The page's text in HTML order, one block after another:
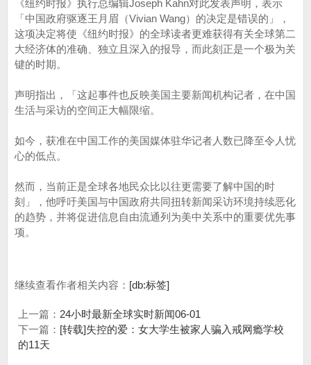
《纽约时报》执行总编辑Joseph Kahn对此发表声明，表示
「中国政府驱逐王月眉（Vivian Wang）的决定是错误的」，
这项决定将使《纽约时报》的全球读者更难获得有关全球第二
大经济体的准确、独立且深入的报导，而此刻正是一个极为关
键的时期。
声明指出，「这起事件也反映美国主要新闻机构记者，在中国
生活与采访的空间正大幅限缩。
如今，获准在中国工作的美国媒体驻华记者人数已降至令人忧
心的低点。
然而，当前正是全球各地民众比以往更需要了解中国的时
刻」，他呼吁美国与中国政府共同扭转新闻采访环境持续恶化
的趋势，并将促进信息自由流通列为美中关系中的重要优先事
项。
继续查看作者相关内容： [db:标签]
上一篇： 24小时最新全球实时新闻06-01
下一篇： [转载]失控的爱：女大学生被家人骗入戒网瘾学校
的11天